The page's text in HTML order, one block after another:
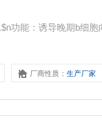
功能：诱导晚期b细
厂商性质：生产厂家